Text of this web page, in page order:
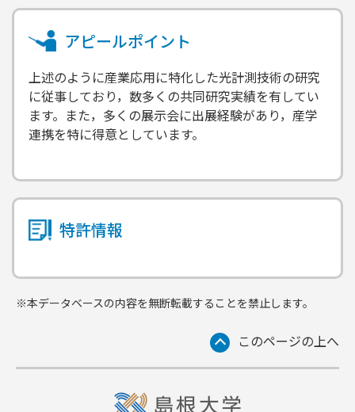
アピールポイント
上述のように産業応用に特化した光計測技術の研究
に従事しており，数多くの共同研究実績を有してい
ます。また，多くの展示会に出展経験があり，産学
連携を特に得意としています。
特許情報
※本データベースの内容を無断転載することを禁止します。
このページの上へ